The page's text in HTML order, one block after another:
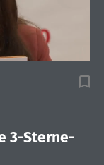
3-Sterne-